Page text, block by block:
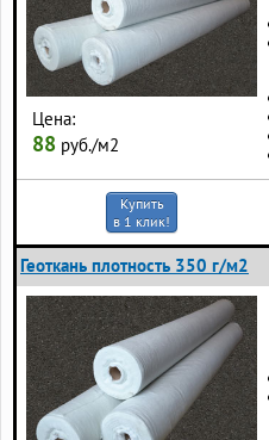
Цена:
88 руб./м2
Купить
в 1 клик!
Геоткань плотность 350 г/м2